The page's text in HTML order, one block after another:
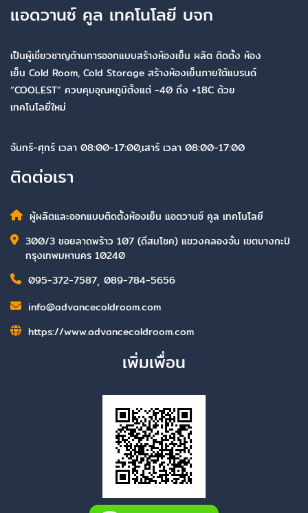
แอดวานซ์ คูล เทคโนโลยี บจก
เป็นผู้เชี่ยวชาญด้านการออกแบบสร้างห้องเย็น ผลิต ติดตั้ง ห้อง
เย็น Cold Room, Cold Storage สร้างห้องเย็นภายใต้แบรนด์
“COOLEST” ควบคุมอุณหภูมิตั้งแต่ -40 ถึง +18C ด้วย
เทคโนโลยี่ใหม่
จันทร์-ศุกร์ เวลา 08:00-17:00,เสาร์ เวลา 08:00-17:00
ติดต่อเรา
ผู้ผลิตและออกแบบติดตั้งห้องเย็น แอดวานซ์ คูล เทคโนโลยี
300/3 ซอยลาดพร้าว 107 (ดีสมโชค) แขวงคลองจั่น เขตบางกะปิ
กรุงเทพมหานคร 10240
095-372-7587, 089-784-5656
info@advancecoldroom.com
https://www.advancecoldroom.com
เพิ่มเพื่อน